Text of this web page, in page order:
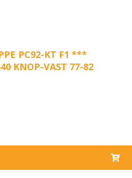
PC92-KT F1 ***
KNOP-VAST 77-82